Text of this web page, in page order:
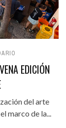
EDICIÓN
del arte
marco de la...